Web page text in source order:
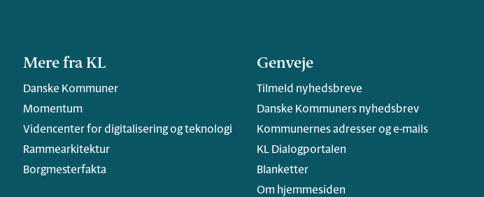
Mere fra KL
Danske Kommuner
Momentum
Videncenter for digitalisering og teknologi
Rammearkitektur
Borgmesterfakta
Genveje
Tilmeld nyhedsbreve
Danske Kommuners nyhedsbrev
Kommunernes adresser og e-mails
KL Dialogportalen
Blanketter
Om hjemmesiden